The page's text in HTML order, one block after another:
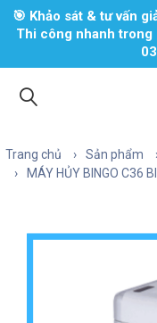
🎯 Khảo sát & tư vấn
Thi công nhanh trong
Trang chủ Sản phẩm
MÁY HỦY BINGO C36